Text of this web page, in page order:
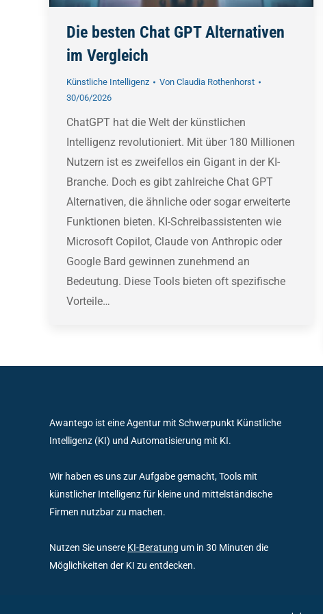
Die besten Chat GPT Alternativen
im Vergleich
Künstliche Intelligenz Von Claudia Rothenhorst
30/06/2026
ChatGPT hat die Welt der künstlichen
Intelligenz revolutioniert. Mit über 180 Millionen
Nutzern ist es zweifellos ein Gigant in der KI-
Branche. Doch es gibt zahlreiche Chat GPT
Alternativen, die ähnliche oder sogar erweiterte
Funktionen bieten. KI-Schreibassistenten wie
Microsoft Copilot, Claude von Anthropic oder
Google Bard gewinnen zunehmend an
Bedeutung. Diese Tools bieten oft spezifische
Vorteile…
Awantego ist eine Agentur mit Schwerpunkt Künstliche
Intelligenz (KI) und Automatisierung mit KI.
Wir haben es uns zur Aufgabe gemacht, Tools mit
künstlicher Intelligenz für kleine und mittelständische
Firmen nutzbar zu machen.
Nutzen Sie unsere KI-Beratung um in 30 Minuten die
Möglichkeiten der KI zu entdecken.